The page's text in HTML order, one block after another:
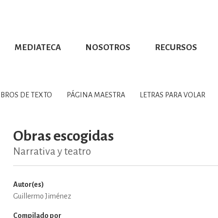
MEDIATECA NOSOTROS RECURSOS
LITERATURA Y
GEOGRAFÍA,
COMPUTACIÓN E
Y MATERIAS
DE TEXTO PÁGINA MAESTRA LETRAS PARA VOLAR
Obras escogidas
Narrativa y teatro
Autor(es)
Guillermo Jiménez
Compilado por